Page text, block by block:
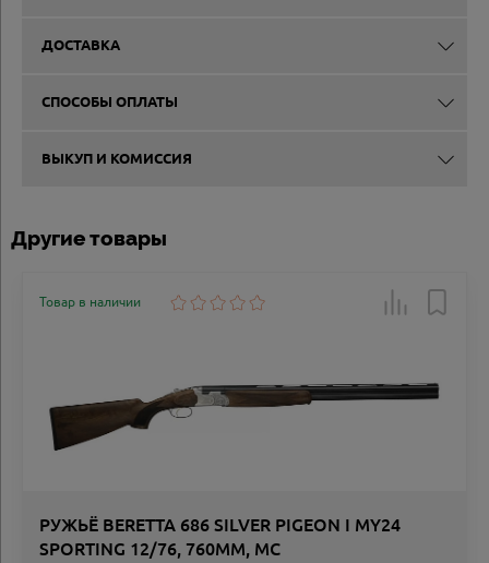
ДОСТАВКА
СПОСОБЫ ОПЛАТЫ
ВЫКУП И КОМИССИЯ
Другие товары
Товар в наличии
РУЖЬЁ BERETTA 686 SILVER PIGEON I MY24
SPORTING 12/76, 760ММ, MC